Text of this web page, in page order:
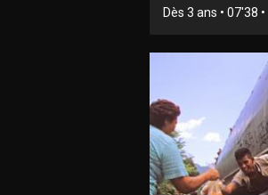
Dès 3 ans • 07'38